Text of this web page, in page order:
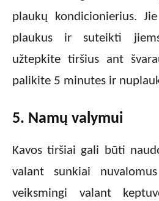
plaukų kondicionierius.
plaukus ir suteikti
užtepkite tiršius ant
palikite 5 minutes ir
5. Namų valymui
Kavos tiršiai gali būti
valant sunkiai
veiksmingi valant